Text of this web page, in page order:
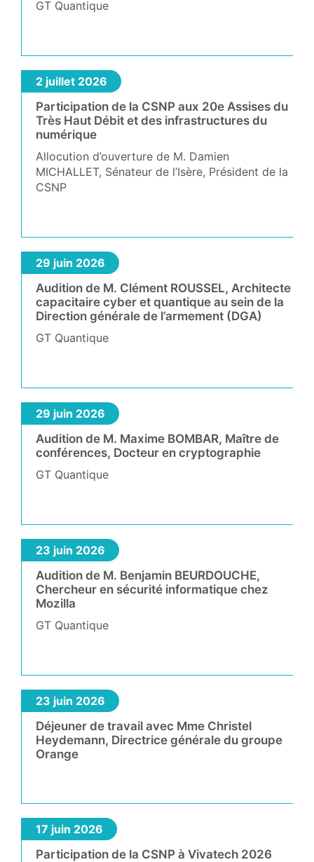
GT Quantique
2 juillet 2026
Participation de la CSNP aux 20e Assises du
Très Haut Débit et des infrastructures du
numérique
Allocution d’ouverture de M. Damien
MICHALLET, Sénateur de l’Isère, Président de la
CSNP
29 juin 2026
Audition de M. Clément ROUSSEL, Architecte
capacitaire cyber et quantique au sein de la
Direction générale de l’armement (DGA)
GT Quantique
29 juin 2026
Audition de M. Maxime BOMBAR, Maître de
conférences, Docteur en cryptographie
GT Quantique
23 juin 2026
Audition de M. Benjamin BEURDOUCHE,
Chercheur en sécurité informatique chez
Mozilla
GT Quantique
23 juin 2026
Déjeuner de travail avec Mme Christel
Heydemann, Directrice générale du groupe
Orange
17 juin 2026
Participation de la CSNP à Vivatech 2026